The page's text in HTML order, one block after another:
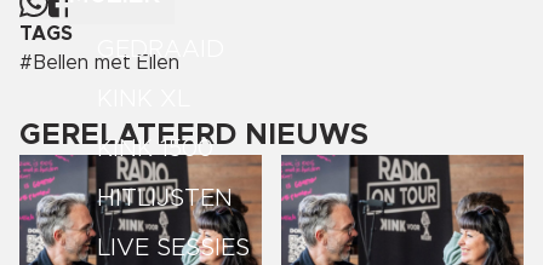
GEDRAAID
KINK 1500
HITLIJSTEN
LIVE SESSIES
TAGS
# Bellen met Ellen
GERELATEERD NIEUWS